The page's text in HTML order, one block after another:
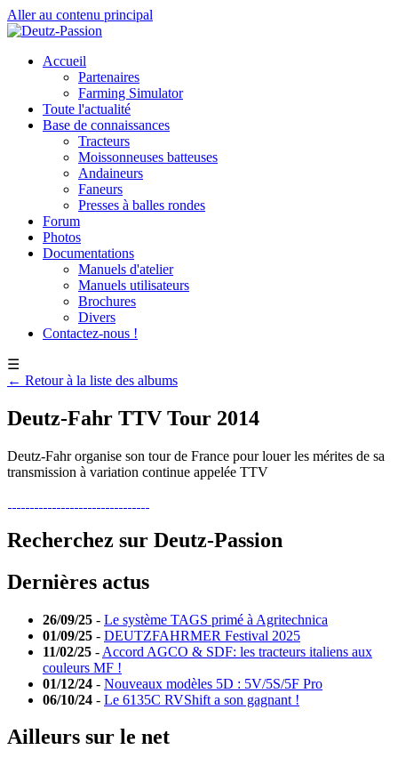
Aller au contenu principal
Accueil
Partenaires
Farming Simulator
Toute l'actualité
Base de connaissances
Tracteurs
Moissonneuses batteuses
Andaineurs
Faneurs
Presses à balles rondes
Forum
Photos
Documentations
Manuels d'atelier
Manuels utilisateurs
Brochures
Divers
Contactez-nous !
☰
← Retour à la liste des albums
Deutz-Fahr TTV Tour 2014
Deutz-Fahr organise son tour de France pour louer les mérites de sa
transmission à variation continue appelée TTV
Recherchez sur Deutz-Passion
Dernières actus
26/09/25 - Le système TAGS primé à Agritechnica
01/09/25 - DEUTZFAHRMER Festival 2025
11/02/25 - Accord AGCO & SDF: les tracteurs italiens aux
couleurs MF !
01/12/24 - Nouveaux modèles 5D : 5V/5S/5F Pro
06/10/24 - Le 6135C RVShift a son gagnant !
Ailleurs sur le net